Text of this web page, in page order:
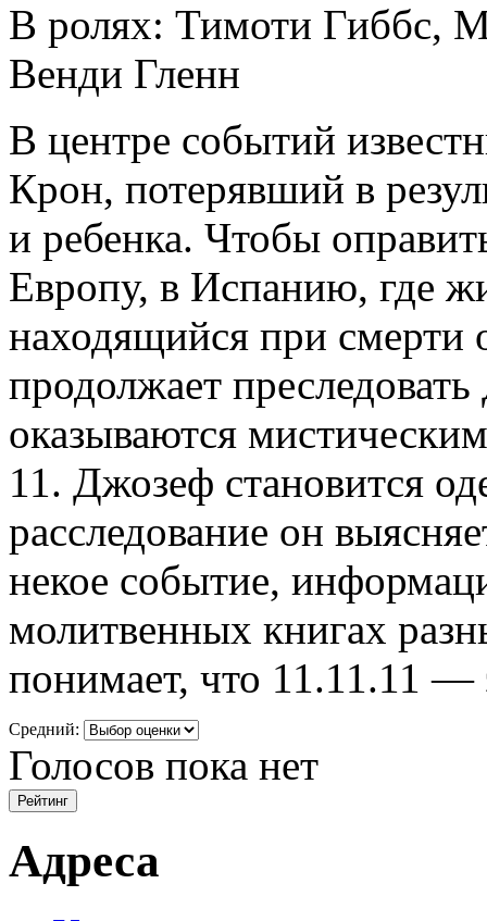
В ролях: Тимоти Гиббс,
Венди Гленн
В центре событий
Крон, потерявший в
и ребенка. Чтобы
Европу, в Испанию, где
находящийся при смерти
продолжает
оказываются
11. Джозеф становится
расследование он
некое событие,
молитвенных книгах
понимает, что 11.11.11 —
Средний:
Голосов пока нет
Адреса